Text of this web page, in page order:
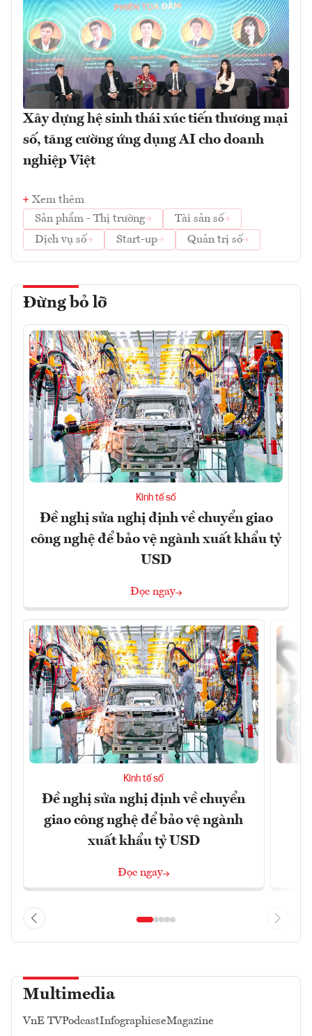
Xây dựng hệ sinh thái xúc tiến thương mại
số, tăng cường ứng dụng AI cho doanh
nghiệp Việt
Xem thêm
Sản phẩm - Thị trường
Tài sản số
Dịch vụ số
Start-up Quản trị số
Đừng bỏ lỡ
Kinh tế số
Đề nghị sửa nghị định về chuyển giao
công nghệ để bảo vệ ngành xuất khẩu tỷ
USD
Đọc ngay
Kinh tế số
Đề nghị sửa nghị định về chuyển
giao công nghệ để bảo vệ ngành
xuất khẩu tỷ USD
Đọc ngay
Multimedia
VnE TVPodcastInfographicseMagazine